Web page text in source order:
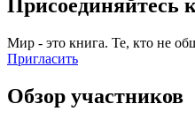
Присоединяйтесь
Мир - это книга. Те, кто не
Пригласить
Обзор участников